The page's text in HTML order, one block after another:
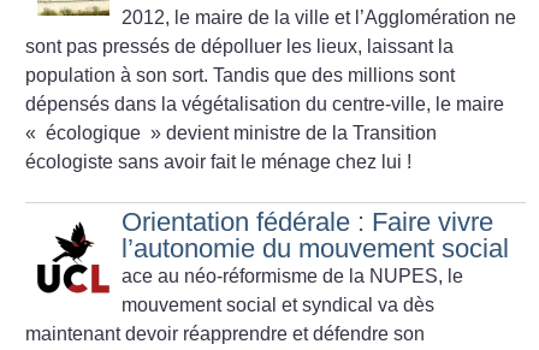
2012, le maire de la ville et l’Agglomération ne
sont pas pressés de dépolluer les lieux, laissant la
population à son sort. Tandis que des millions sont
dépensés dans la végétalisation du centre-ville, le maire
« écologique » devient ministre de la Transition
écologiste sans avoir fait le ménage chez lui !
Orientation fédérale : Faire vivre
l’autonomie du mouvement social
ace au néo-réformisme de la NUPES, le
mouvement social et syndical va dès
maintenant devoir réapprendre et défendre son